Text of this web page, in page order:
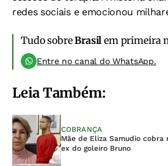
redes sociais e emocionou
Tudo sobreBrasil em primeira
Entre no canal do WhatsApp.
Leia Também:
COBRANÇA
Mãe de Eliza Samudio cobra
ex do goleiro Bruno